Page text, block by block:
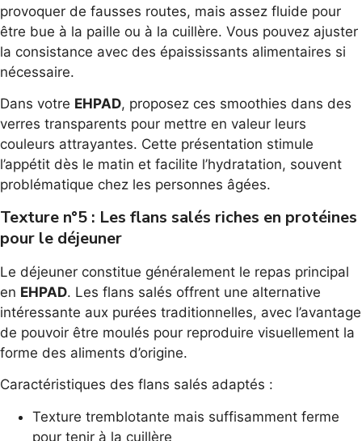
provoquer de fausses routes, mais assez fluide pour
être bue à la paille ou à la cuillère. Vous pouvez ajuster
la consistance avec des épaississants alimentaires si
nécessaire.
Dans votre EHPAD, proposez ces smoothies dans des
verres transparents pour mettre en valeur leurs
couleurs attrayantes. Cette présentation stimule
l’appétit dès le matin et facilite l’hydratation, souvent
problématique chez les personnes âgées.
Texture n°5 : Les flans salés riches en protéines
pour le déjeuner
Le déjeuner constitue généralement le repas principal
en EHPAD. Les flans salés offrent une alternative
intéressante aux purées traditionnelles, avec l’avantage
de pouvoir être moulés pour reproduire visuellement la
forme des aliments d’origine.
Caractéristiques des flans salés adaptés :
Texture tremblotante mais suffisamment ferme
pour tenir à la cuillère